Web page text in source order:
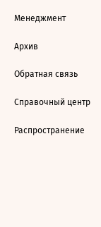
Менеджмент
Архив
Обратная связь
Справочный центр
Распространение